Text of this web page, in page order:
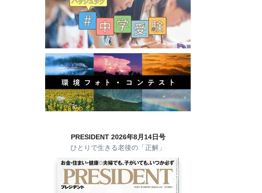
PRESIDENT 2026年8月14日号
ひとりで生きる老後の「正解」